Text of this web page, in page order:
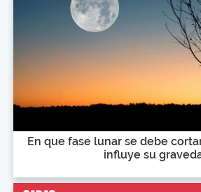
En que fase lunar se debe
influye su